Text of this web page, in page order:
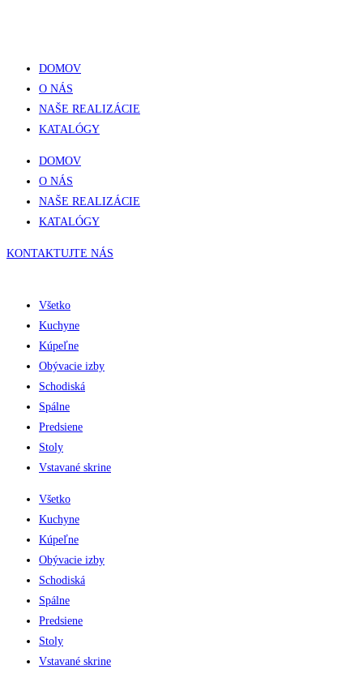
DOMOV
O NÁS
NAŠE REALIZÁCIE
KATALÓGY
DOMOV
O NÁS
NAŠE REALIZÁCIE
KATALÓGY
KONTAKTUJTE NÁS
Všetko
Kuchyne
Kúpeľne
Obývacie izby
Schodiská
Spálne
Predsiene
Stoly
Vstavané skrine
Všetko
Kuchyne
Kúpeľne
Obývacie izby
Schodiská
Spálne
Predsiene
Stoly
Vstavané skrine